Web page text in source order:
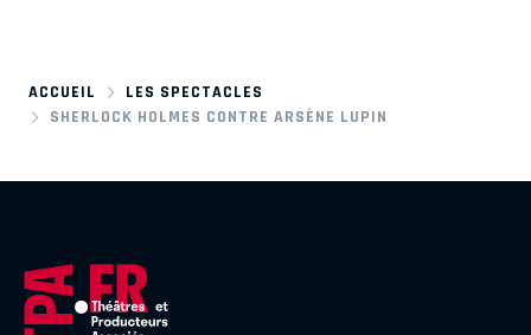
ACCUEIL
LES SPECTACLES
SHERLOCK HOLMES CONTRE ARSÈNE LUPIN